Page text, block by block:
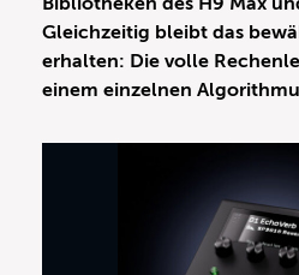
Gleichzeitig bleibt das
erhalten: Die volle
einem einzelnen